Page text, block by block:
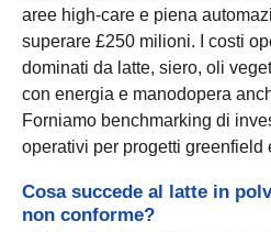
aree high-care e piena
superare £250 milioni. I costi
dominati da latte, siero, oli
con energia e manodopera
Forniamo benchmarking di
operativi per progetti greenfield
Cosa succede al latte in
non conforme?